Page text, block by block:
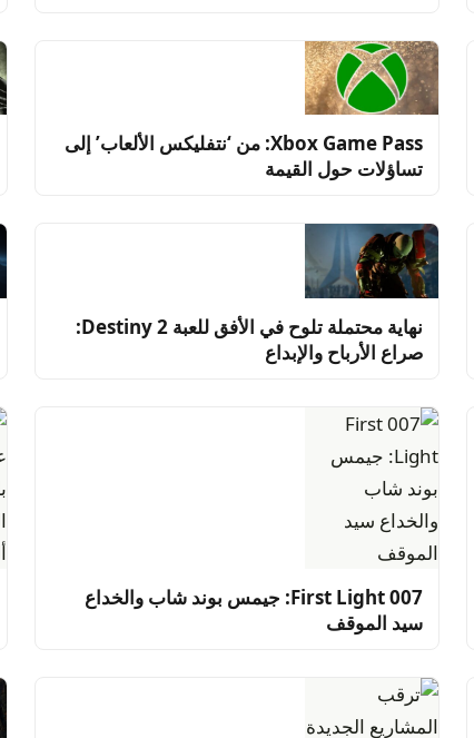
Xbox Game Pass: من ‘نتفليكس الألعاب’ إلى
تساؤلات حول القيمة
نهاية محتملة تلوح في الأفق للعبة Destiny 2:
صراع الأرباح والإبداع
007 First Light: جيمس بوند شاب والخداع
سيد الموقف